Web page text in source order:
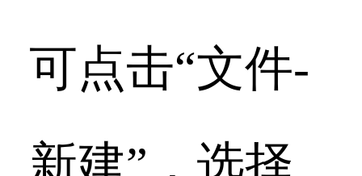
可点击“文件-
新建”，选择